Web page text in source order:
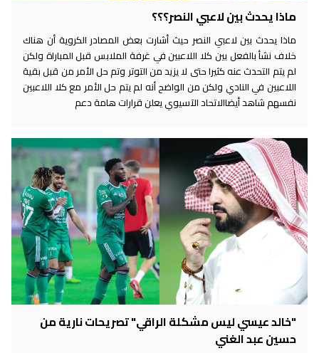
ماذا يحدث بين لاعبي النصر؟؟؟
ماذا يحدث بين لاعبي النصر حيث أشارت بعض المصادر الكروية أن هناك
خلاف نشأ بالفعل بين كلا اللاعبين في غرفة الملابس قبل المباراة ولكن
لم يتم التحدث عنه كثيرا حتى لا يزيد من التوتر وتم حل الأمر من قبل بقية
اللاعبين في النادي ولكن من الواضح أنه لم يتم حل الأمر مع كلا اللاعبين
نفسهم شاهد أيضاالاتحاد الآسيوي يعلن قرارات هامة دعم
"خالد عيسي ليس مشكلة الراقي" تصريحات نارية من
حسين عبد الغني